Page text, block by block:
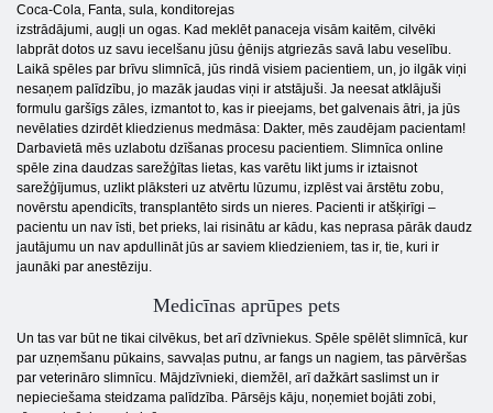
Coca-Cola, Fanta, sula, konditorejas
izstrādājumi, augļi un ogas. Kad meklēt panaceja visām kaitēm, cilvēki
labprāt dotos uz savu iecelšanu jūsu ģēnijs atgriezās savā labu veselību.
Laikā spēles par brīvu slimnīcā, jūs rindā visiem pacientiem, un, jo ilgāk viņi
nesaņem palīdzību, jo mazāk jaudas viņi ir atstājuši. Ja neesat atklājuši
formulu garšīgs zāles, izmantot to, kas ir pieejams, bet galvenais ātri, ja jūs
nevēlaties dzirdēt kliedzienus medmāsa: Dakter, mēs zaudējam pacientam!
Darbavietā mēs uzlabotu dzīšanas procesu pacientiem. Slimnīca online
spēle zina daudzas sarežģītas lietas, kas varētu likt jums ir iztaisnot
sarežģījumus, uzlikt plāksteri uz atvērtu lūzumu, izplēst vai ārstētu zobu,
novērstu apendicīts, transplantēto sirds un nieres. Pacienti ir atšķirīgi –
pacientu un nav īsti, bet prieks, lai risinātu ar kādu, kas neprasa pārāk daudz
jautājumu un nav apdullināt jūs ar saviem kliedzieniem, tas ir, tie, kuri ir
jaunāki par anestēziju.
Medicīnas aprūpes pets
Un tas var būt ne tikai cilvēkus, bet arī dzīvniekus. Spēle spēlēt slimnīcā, kur
par uzņemšanu pūkains, savvaļas putnu, ar fangs un nagiem, tas pārvēršas
par veterināro slimnīcu. Mājdzīvnieki, diemžēl, arī dažkārt saslimst un ir
nepieciešama steidzama palīdzība. Pārsējs kāju, noņemiet bojāti zobi,